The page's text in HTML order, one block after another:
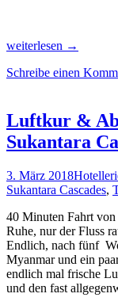
Radeln
Tempel-
Sukhothai,
Thai-
Massage
in
Chiang
weiterlesen →
Schreibe einen
Luftkur &
Sukantara
3. März 2018
Sukantara Cascades,
40 Minuten Fahrt
Ruhe, nur der Fluss
Endlich, nach fünf
Myanmar und ein
endlich mal frische
und den fast